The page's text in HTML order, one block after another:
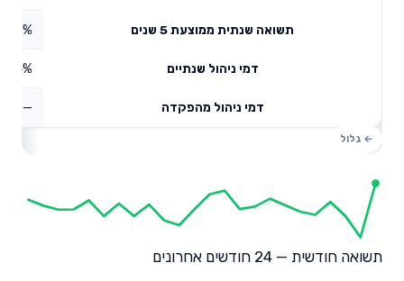
תשואה שנתית ממוצעת 5 שנים
דמי ניהול שנתיים
דמי ניהול מהפקדה —
תשואה חודשית — 24 חודשים אחרונים